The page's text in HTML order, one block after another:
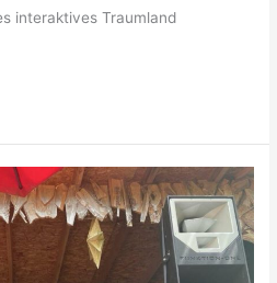
interaktives Traumland